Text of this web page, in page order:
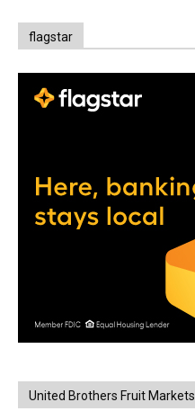
flagstar
United Brothers Fruit Markets